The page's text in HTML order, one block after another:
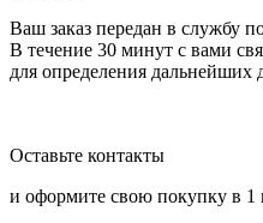
Ваш заказ передан в службу
В течение 30 минут с вами
для определения дальнейших
Оставьте контакты
и оформите свою покупку в 1